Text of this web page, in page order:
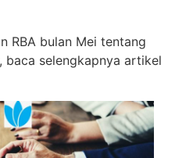
RBA bulan Mei tentang
baca selengkapnya artikel